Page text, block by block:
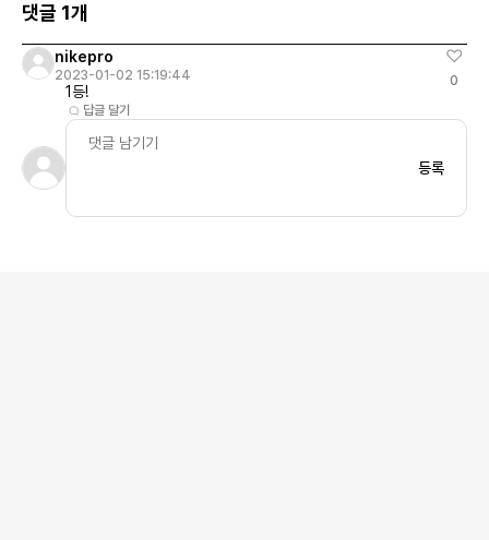
댓글 1개
nikepro
2023-01-02 15:19:44
1등!
답글 달기
0
등록